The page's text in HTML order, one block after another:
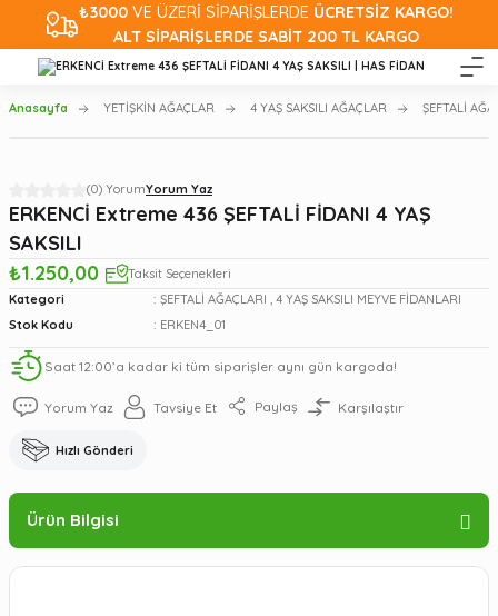
₺3000VE ÜZERİ SİPARİŞLERDE ÜCRETSİZ KARGO!
ALT SİPARİŞLERDE SABİT 200 TL KARGO
Anasayfa YETİŞKİN AĞAÇLAR 4 YAŞ SAKSILI AĞAÇLAR ŞEFTALİ
(0) YorumYorum Yaz
ERKENCİ Extreme 436 ŞEFTALİ FİDANI 4 YAŞ
SAKSILI
₺1.250,00
Taksit Seçenekleri
Kategori
ŞEFTALİ AĞAÇLARI , 4 YAŞ SAKSILI MEYVE FİDANLARI
Stok Kodu
ERKEN4_01
Saat 12:00’a kadar ki tüm siparişler aynı gün kargoda!
Yorum Yaz Tavsiye Et Paylaş Karşılaştır
Hızlı Gönderi
Ürün Bilgisi